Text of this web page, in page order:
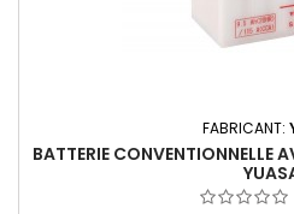
FABRICANT:
BATTERIE CONVENTIONNELLE